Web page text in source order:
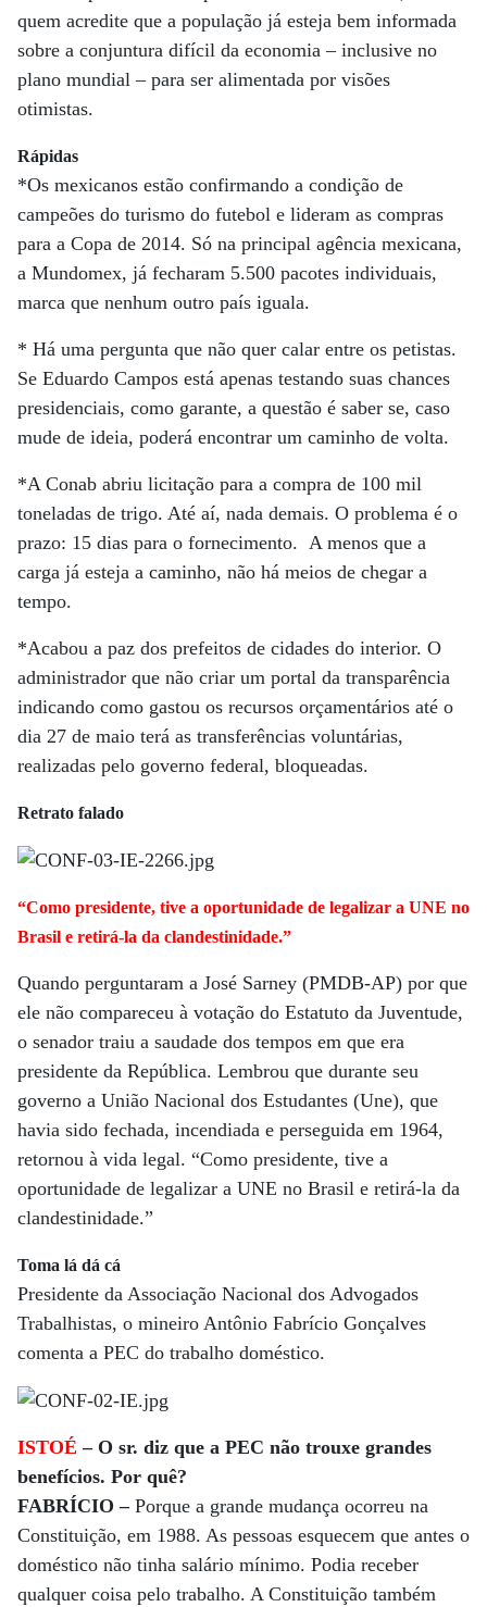
quem acredite que a população já esteja bem informada
sobre a conjuntura difícil da economia – inclusive no
plano mundial – para ser alimentada por visões
otimistas.
Rápidas
*Os mexicanos estão confirmando a condição de
campeões do turismo do futebol e lideram as compras
para a Copa de 2014. Só na principal agência mexicana,
a Mundomex, já fecharam 5.500 pacotes individuais,
marca que nenhum outro país iguala.
* Há uma pergunta que não quer calar entre os petistas.
Se Eduardo Campos está apenas testando suas chances
presidenciais, como garante, a questão é saber se, caso
mude de ideia, poderá encontrar um caminho de volta.
*A Conab abriu licitação para a compra de 100 mil
toneladas de trigo. Até aí, nada demais. O problema é o
prazo: 15 dias para o fornecimento. A menos que a
carga já esteja a caminho, não há meios de chegar a
tempo.
*Acabou a paz dos prefeitos de cidades do interior. O
administrador que não criar um portal da transparência
indicando como gastou os recursos orçamentários até o
dia 27 de maio terá as transferências voluntárias,
realizadas pelo governo federal, bloqueadas.
Retrato falado
“Como presidente, tive a oportunidade de legalizar a UNE no
Brasil e retirá-la da clandestinidade.”
Quando perguntaram a José Sarney (PMDB-AP) por que
ele não compareceu à votação do Estatuto da Juventude,
o senador traiu a saudade dos tempos em que era
presidente da República. Lembrou que durante seu
governo a União Nacional dos Estudantes (Une), que
havia sido fechada, incendiada e perseguida em 1964,
retornou à vida legal. “Como presidente, tive a
oportunidade de legalizar a UNE no Brasil e retirá-la da
clandestinidade.”
Toma lá dá cá
Presidente da Associação Nacional dos Advogados
Trabalhistas, o mineiro Antônio Fabrício Gonçalves
comenta a PEC do trabalho doméstico.
ISTOÉ– O sr. diz que a PEC não trouxe grandes
benefícios. Por quê?
FABRÍCIO – Porque a grande mudança ocorreu na
Constituição, em 1988. As pessoas esquecem que antes o
doméstico não tinha salário mínimo. Podia receber
qualquer coisa pelo trabalho. A Constituição também